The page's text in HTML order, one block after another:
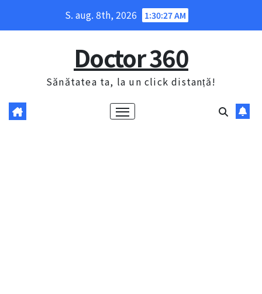
S. aug. 8th, 2026 1:30:28 AM
Doctor 360
Sănătatea ta, la un click distanță!